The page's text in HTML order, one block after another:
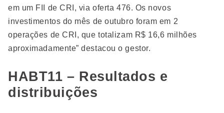
em um FII de CRI, via oferta 476. Os novos
investimentos do mês de outubro foram em 2
operações de CRI, que totalizam R$ 16,6 milhões
aproximadamente” destacou o gestor.
HABT11 – Resultados e
distribuições